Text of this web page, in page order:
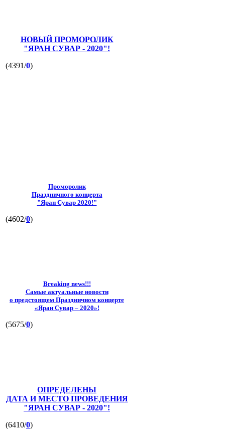
НОВЫЙ ПРОМОРОЛИК
"ЯРАН СУВАР - 2020"!
(4391/0)
Проморолик
Праздничного концерта
"Яран Сувар 2020!"
(4602/0)
Breaking news!!!
Самые актуальные новости
о предстоящем Праздничном концерте
«Яран Сувар – 2020»!
(5675/0)
ОПРЕДЕЛЕНЫ
ДАТА И МЕСТО ПРОВЕДЕНИЯ
"ЯРАН СУВАР - 2020"!
(6410/0)